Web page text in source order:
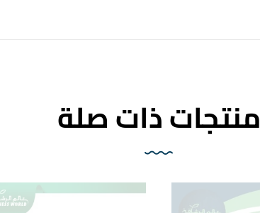
منتجات ذات صلة